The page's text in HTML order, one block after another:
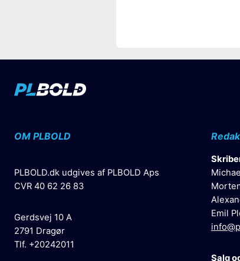
OM PLBOLD
PLBOLD.dk udgives af PLBOLD Aps
CVR 40 62 26 83
Gerdsvej 10 A
2791 Dragør
Tlf. +20242011
Emil
Salg